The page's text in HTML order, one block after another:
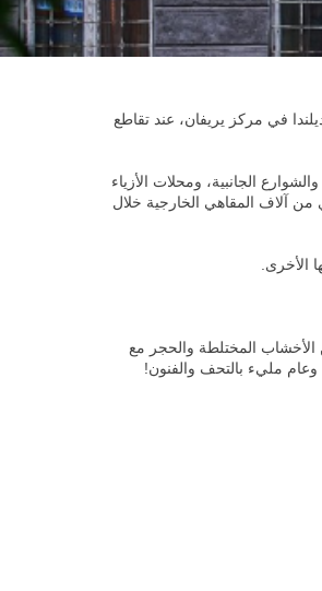
شارع ماشتوتس. تقع فيلا ديلندا في مركز يريفان، عند تقاطع
الجانبية، ومحلات الأزياء
من آلاف المقاهي الخارجية خلال
الأخرى.
المختلطة والحجر مع
مليء بالتحف والفنون!